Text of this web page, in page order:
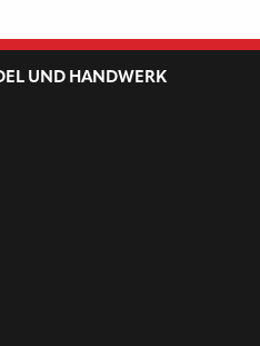
UND HANDWERK